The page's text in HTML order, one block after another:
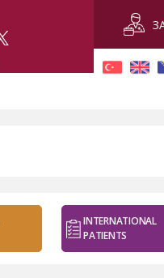
INTERNATIONAL
PATIENTS